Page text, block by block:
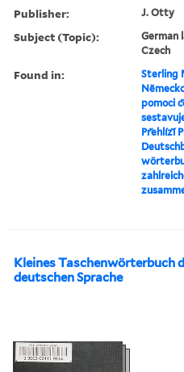
Publisher: J. Otty
Subject (Topic):
German
Czech
Found in: Sterling
pomoci
Pr̆ehlíz̆í
Kleines Taschenwörterbuch
deutschen Sprache